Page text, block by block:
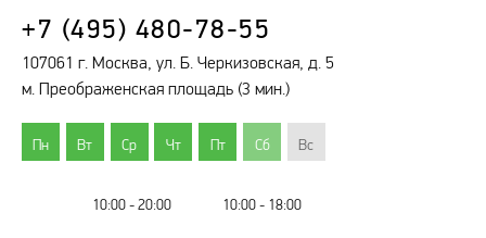
+7 (495) 480-78-55
107061 г. Москва, ул. Б. Черкизовская, д. 5
м. Преображенская площадь (3 мин.)
Пн Вт Ср Чт Пт Сб Вс
10:00 - 20:00 10:00 - 18:00